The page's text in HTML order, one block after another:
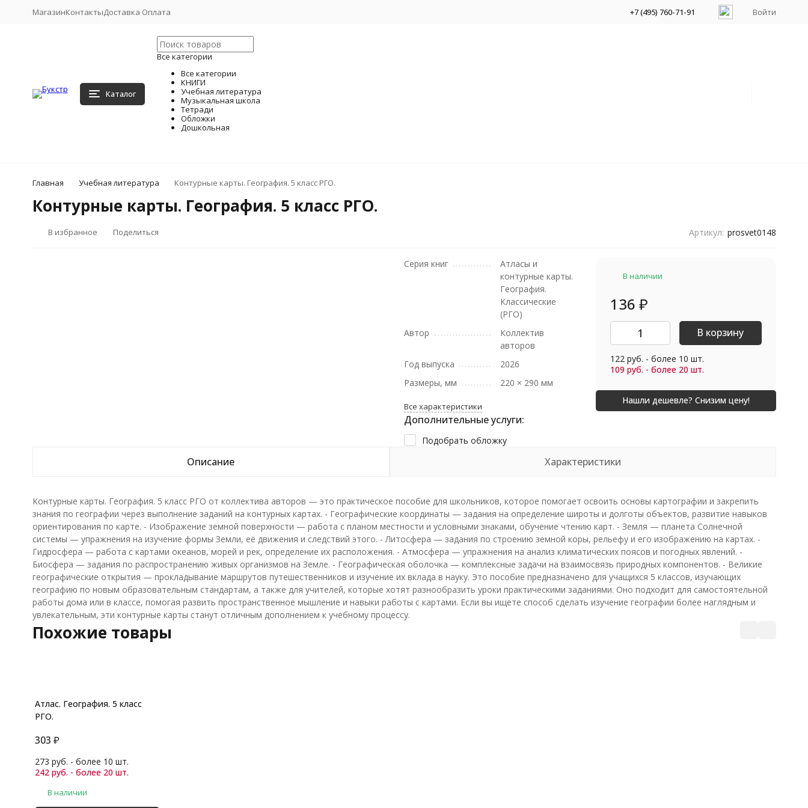
МагазинКонтактыДоставка Оплата +7 (495) 760-71-91 Войти
Каталог
Все категории
Все категории
КНИГИ
Учебная литература
Музыкальная школа
Тетради
Обложки
Дошкольная
Главная Учебная литература Контурные карты. География. 5 класс РГО.
Контурные карты. География. 5 класс РГО.
В избранное Поделиться Артикул: prosvet0148
Серия книг
Атласы и
контурные карты.
География.
Классические
(РГО)
Автор
Коллектив
авторов
Год выпуска
2026
Размеры, мм
220 × 290 мм
Все характеристики
Дополнительные услуги:
Подобрать обложку
В наличии
136 ₽
В корзину
122 руб. - более 10 шт.
109 руб. - более 20 шт.
Описание Характеристики
Контурные карты. География. 5 класс РГО от коллектива авторов — это практическое пособие для школьников, которое помогает освоить основы картографии и закрепить
знания по географии через выполнение заданий на контурных картах. - Географические координаты — задания на определение широты и долготы объектов, развитие навыков
ориентирования по карте. - Изображение земной поверхности — работа с планом местности и условными знаками, обучение чтению карт. - Земля — планета Солнечной
системы — упражнения на изучение формы Земли, её движения и следствий этого. - Литосфера — задания по строению земной коры, рельефу и его изображению на картах. -
Гидросфера — работа с картами океанов, морей и рек, определение их расположения. - Атмосфера — упражнения на анализ климатических поясов и погодных явлений. -
Биосфера — задания по распространению живых организмов на Земле. - Географическая оболочка — комплексные задачи на взаимосвязь природных компонентов. - Великие
географические открытия — прокладывание маршрутов путешественников и изучение их вклада в науку. Это пособие предназначено для учащихся 5 классов, изучающих
географию по новым образовательным стандартам, а также для учителей, которые хотят разнообразить уроки практическими заданиями. Оно подходит для самостоятельной
работы дома или в классе, помогая развить пространственное мышление и навыки работы с картами. Если вы ищете способ сделать изучение географии более наглядным и
увлекательным, эти контурные карты станут отличным дополнением к учебному процессу.
Похожие товары
Атлас. География. 5 класс
РГО.
303 ₽
273 руб. - более 10 шт.
242 руб. - более 20 шт.
В наличии